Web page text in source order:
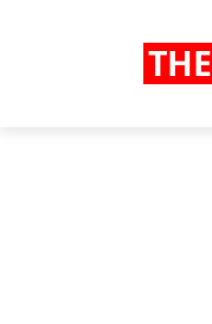
THE